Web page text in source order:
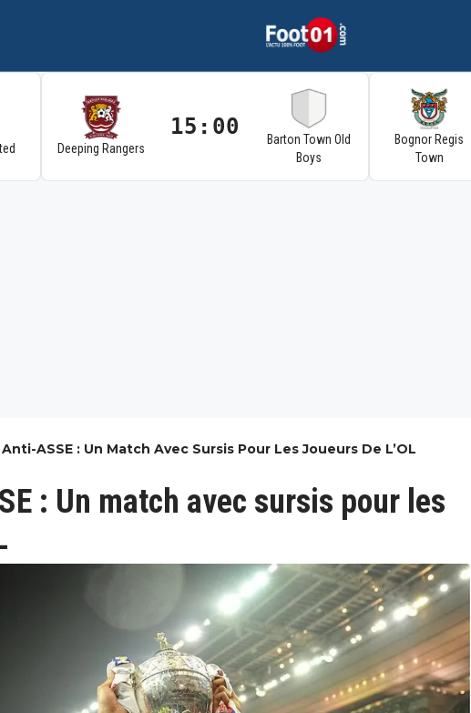
Deeping Rangers
15:00
Barton Town Old
Boys
Bognor Regis
Town
ASSE : Un Match Avec Sursis Pour Les Joueurs De L’OL
: Un match avec sursis pour les